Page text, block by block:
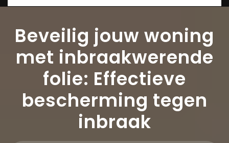
Beveilig jouw woning
met inbraakwerende
folie: Effectieve
bescherming tegen
inbraak